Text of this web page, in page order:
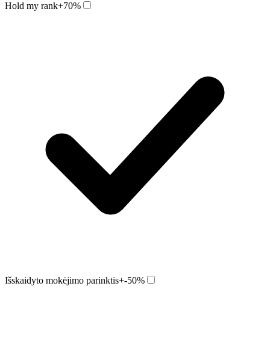
Hold my rank+70%
Išskaidyto mokėjimo parinktis+-50%